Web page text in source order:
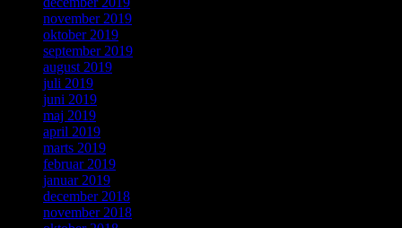
november 2019
oktober 2019
september 2019
august 2019
juli 2019
juni 2019
maj 2019
april 2019
marts 2019
februar 2019
januar 2019
december 2018
november 2018